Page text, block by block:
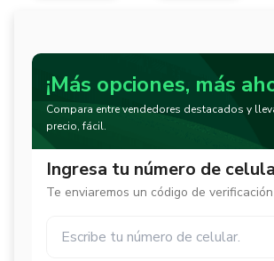
¡Más opciones, más
Compara entre vendedores destacados y
precio, fácil.
Ingresa tu número de
Te enviaremos un código de verificación